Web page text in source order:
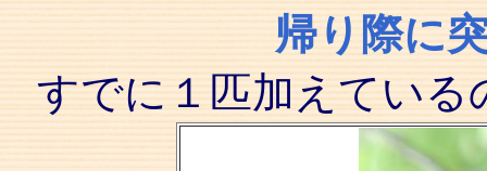
帰り際に
すでに１匹加えている